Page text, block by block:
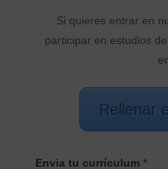
Si quieres entrar en
participar en estudios
Rellenar
Envia tu currículum *